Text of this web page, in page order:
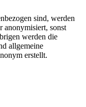
sind, werden
anonymisiert, sonst
werden die
allgemeine
erstellt.